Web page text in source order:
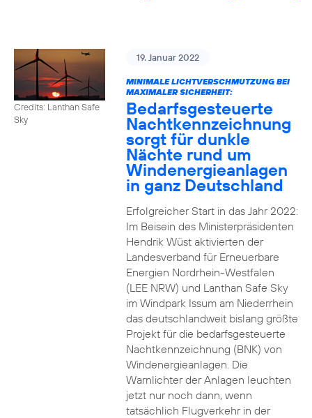
Credits: Lanthan Safe
Sky
19. Januar 2022
MINIMALE LICHTVERSCHMUTZUNG BEI
MAXIMALER SICHERHEIT:
Bedarfsgesteuerte
Nachtkennzeichnung
sorgt für dunkle
Nächte rund um
Windenergieanlagen
in ganz Deutschland
Erfolgreicher Start in das Jahr 2022:
Im Beisein des Ministerpräsidenten
Hendrik Wüst aktivierten der
Landesverband für Erneuerbare
Energien Nordrhein-Westfalen
(LEE NRW) und Lanthan Safe Sky
im Windpark Issum am Niederrhein
das deutschlandweit bislang größte
Projekt für die bedarfsgesteuerte
Nachtkennzeichnung (BNK) von
Windenergieanlagen. Die
Warnlichter der Anlagen leuchten
jetzt nur noch dann, wenn
tatsächlich Flugverkehr in der